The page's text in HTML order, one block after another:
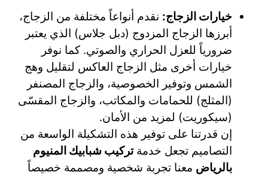
خيارات الزجاج: نقدم أنواعاً مختلفة من الزجاج،
أبرزها الزجاج المزدوج (دبل جلاس) الذي يعتبر
ضرورياً للعزل الحراري والصوتي. كما نوفر
خيارات أخرى مثل الزجاج العاكس لتقليل وهج
الشمس وتوفير الخصوصية، والزجاج المصنفر
(المثلج) للحمامات والمكاتب، والزجاج المقسّى
(سيكوريت) لمزيد من الأمان.
إن قدرتنا على توفير هذه التشكيلة الواسعة من
التصاميم تجعل خدمةتركيب شبابيك المنيوم
بالرياض معنا تجربة شخصية ومصممة خصيصاً